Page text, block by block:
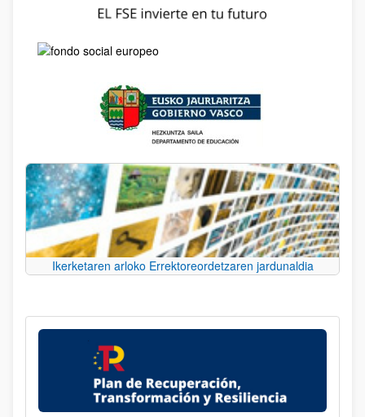
Ikerketaren arloko Errektoreordetzaren jardunaldia